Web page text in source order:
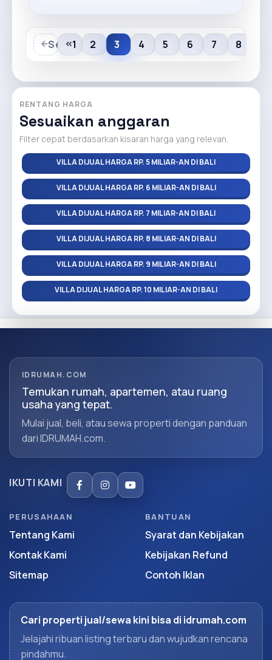
Sebelumnya
1 2 3 4 5 6 7 8
RENTANG HARGA
Sesuaikan anggaran
Filter cepat berdasarkan kisaran harga yang relevan.
VILLA DIJUAL HARGA RP. 5 MILIAR-AN DI BALI
VILLA DIJUAL HARGA RP. 6 MILIAR-AN DI BALI
VILLA DIJUAL HARGA RP. 7 MILIAR-AN DI BALI
VILLA DIJUAL HARGA RP. 8 MILIAR-AN DI BALI
VILLA DIJUAL HARGA RP. 9 MILIAR-AN DI BALI
VILLA DIJUAL HARGA RP. 10 MILIAR-AN DI BALI
IDRUMAH.COM
Temukan rumah, apartemen, atau ruang
usaha yang tepat.
Mulai jual, beli, atau sewa properti dengan panduan
dari IDRUMAH.com.
IKUTI KAMI
PERUSAHAAN
Tentang Kami
Kontak Kami
Sitemap
BANTUAN
Syarat dan Kebijakan
Kebijakan Refund
Contoh Iklan
Cari properti jual/sewa kini bisa di idrumah.com
Jelajahi ribuan listing terbaru dan wujudkan rencana
pindahmu.